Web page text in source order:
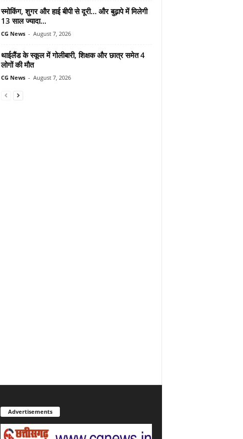
स्मोकिंग, शुगर और हाई बीपी से दूरी… और बुढ़ापे में मिलेगी
13 साल ज्यादा...
CG News - August 7, 2026
थाईलैंड के स्कूल में गोलीबारी, शिक्षक और छात्र समेत 4
लोगों की मौत
CG News - August 7, 2026
Advertisements